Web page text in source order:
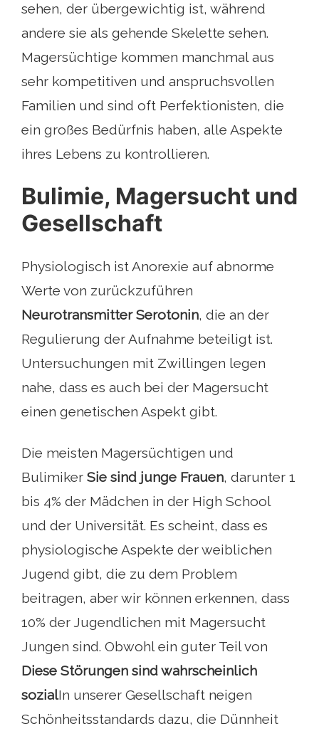
sehen, der übergewichtig ist, während
andere sie als gehende Skelette sehen.
Magersüchtige kommen manchmal aus
sehr kompetitiven und anspruchsvollen
Familien und sind oft Perfektionisten, die
ein großes Bedürfnis haben, alle Aspekte
ihres Lebens zu kontrollieren.
Bulimie, Magersucht und
Gesellschaft
Physiologisch ist Anorexie auf abnorme
Werte von zurückzuführen
Neurotransmitter Serotonin, die an der
Regulierung der Aufnahme beteiligt ist.
Untersuchungen mit Zwillingen legen
nahe, dass es auch bei der Magersucht
einen genetischen Aspekt gibt.
Die meisten Magersüchtigen und
Bulimiker Sie sind junge Frauen, darunter 1
bis 4% der Mädchen in der High School
und der Universität. Es scheint, dass es
physiologische Aspekte der weiblichen
Jugend gibt, die zu dem Problem
beitragen, aber wir können erkennen, dass
10% der Jugendlichen mit Magersucht
Jungen sind. Obwohl ein guter Teil von
Diese Störungen sind wahrscheinlich
sozialIn unserer Gesellschaft neigen
Schönheitsstandards dazu, die Dünnheit